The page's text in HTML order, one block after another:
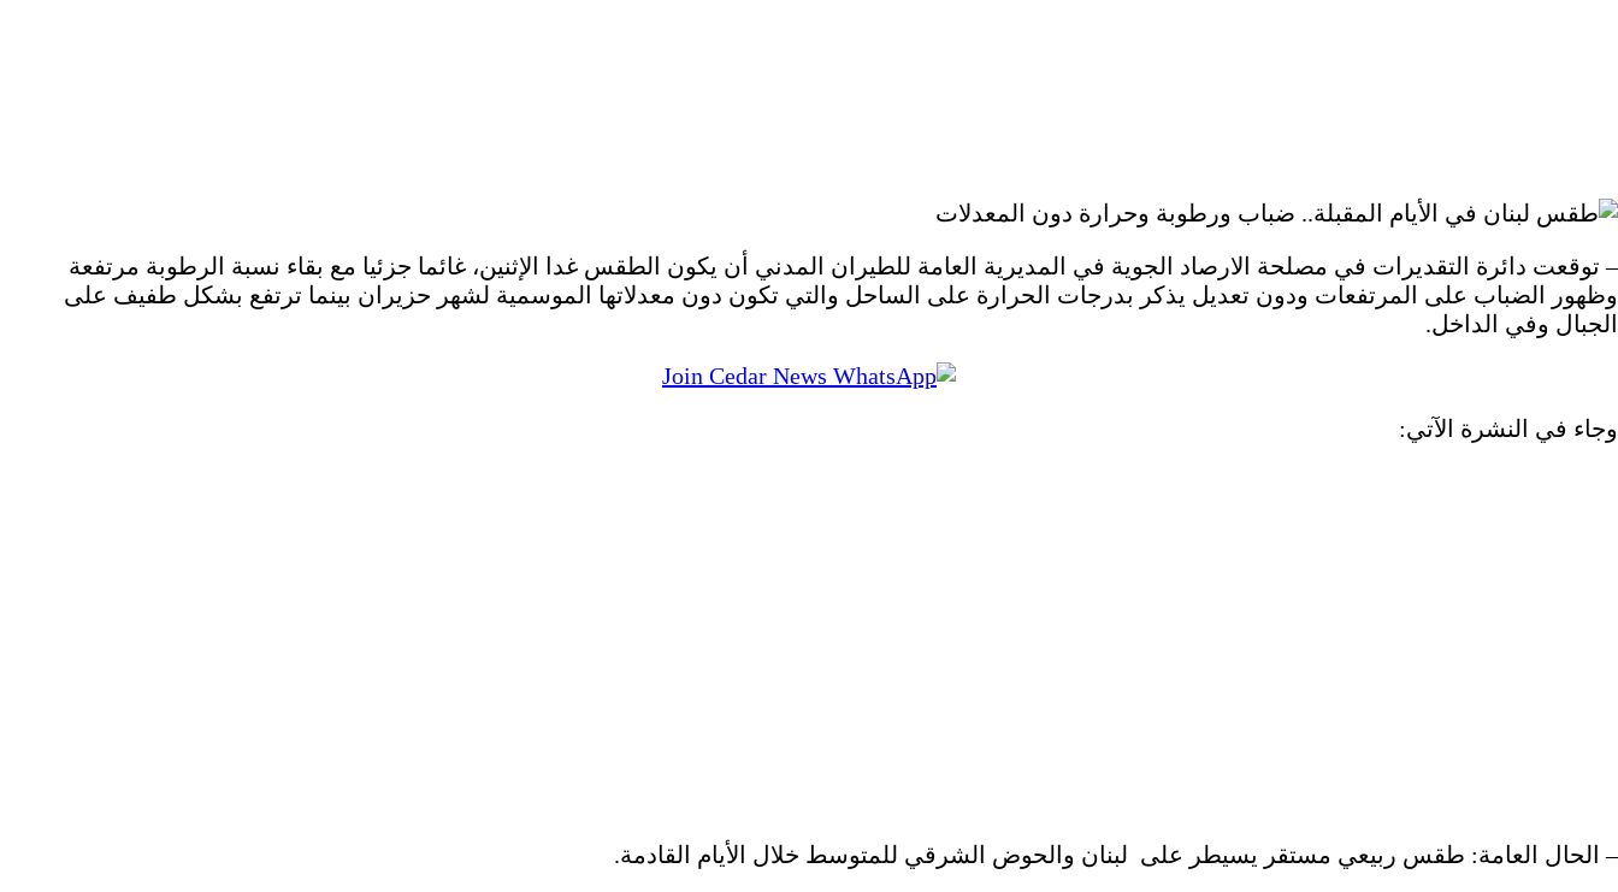
– توقعت دائرة التقديرات في مصلحة الارصاد الجوية في المديرية العامة للطيران المدني أن يكون الطقس غدا الإثنين، غائما جزئيا مع بقاء نسبة الرطوبة مرتفعة
وظهور الضباب على المرتفعات ودون تعديل يذكر بدرجات الحرارة على الساحل والتي تكون دون معدلاتها الموسمية لشهر حزيران بينما ترتفع بشكل طفيف على
الجبال وفي الداخل.
وجاء في النشرة الآتي:
– الحال العامة: طقس ربيعي مستقر يسيطر على لبنان والحوض الشرقي للمتوسط خلال الأيام القادمة.